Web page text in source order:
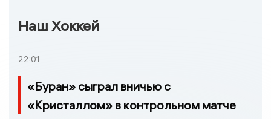
Наш Хоккей
22:01
«Буран» сыграл вничью с
«Кристаллом» в контрольном матче